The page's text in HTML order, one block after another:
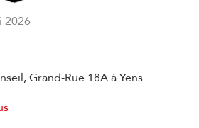
2026
Grand-Rue 18A à Yens.